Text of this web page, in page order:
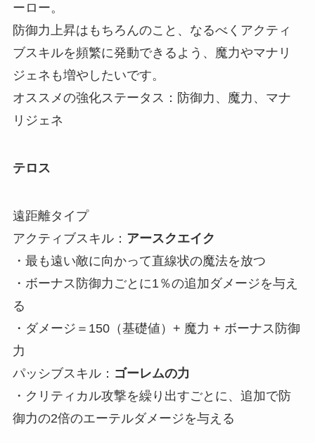
ーロー。
防御力上昇はもちろんのこと、なるべくアクティ
ブスキルを頻繁に発動できるよう、魔力やマナリ
ジェネも増やしたいです。
オススメの強化ステータス：防御力、魔力、マナ
リジェネ
テロス
遠距離タイプ
アクティブスキル： アースクエイク
・最も遠い敵に向かって直線状の魔法を放つ
・ボーナス防御力ごとに1％の追加ダメージを与え
る
・ダメージ＝150（基礎値）+ 魔力 + ボーナス防御
力
パッシブスキル： ゴーレムの力
・クリティカル攻撃を繰り出すごとに、追加で防
御力の2倍のエーテルダメージを与える